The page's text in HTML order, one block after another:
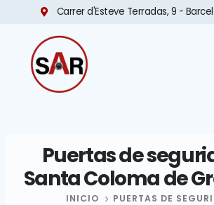
Carrer d'Esteve Terradas, 9 -
Puertas de
Santa Coloma de
INICIO
PUERTAS DE